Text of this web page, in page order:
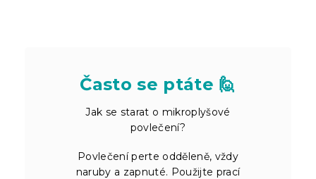
Často se ptáte 🙋
Jak se starat o mikroplyšové
povlečení?
Povlečení perte odděleně, vždy
naruby a zapnuté. Použijte prací